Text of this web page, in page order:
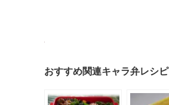
おすすめ関連キャラ弁レシピ